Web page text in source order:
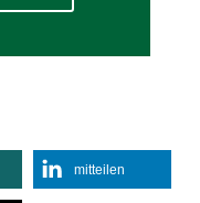
mitteilen